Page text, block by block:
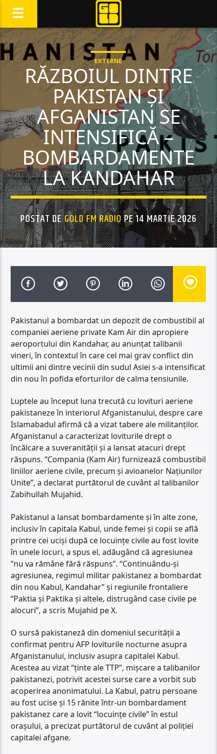
EXTERNE
RĂZBOIUL DINTRE
PAKISTAN ȘI
AFGANISTAN SE
INTENSIFICĂ –
BOMBARDAMENTE
LA KANDAHAR
POSTAT DEGOLD FM RADIOPE 14 MARTIE 2026
Pakistanul a bombardat un depozit de combustibil al
companiei aeriene private Kam Air din apropiere
aeroportului din Kandahar, au anunţat talibanii
vineri, în contextul în care cel mai grav conflict din
ultimii ani dintre vecinii din sudul Asiei s-a intensificat
din nou în pofida eforturilor de calma tensiunile.
Luptele au început luna trecută cu lovituri aeriene
pakistaneze în interiorul Afganistanului, despre care
Islamabadul afirmă că a vizat tabere ale militanţilor.
Afganistanul a caracterizat loviturile drept o
încălcare a suveranităţii şi a lansat atacuri drept
răspuns. “Compania (Kam Air) furnizează combustibil
liniilor aeriene civile, precum şi avioanelor Naţiunilor
Unite”, a declarat purtătorul de cuvânt al talibanilor
Zabihullah Mujahid.
Pakistanul a lansat bombardamente şi în alte zone,
inclusiv în capitala Kabul, unde femei şi copii se află
printre cei ucişi după ce locuinţe civile au fost lovite
în unele locuri, a spus el, adăugând că agresiunea
“nu va rămâne fără răspuns”. “Continuându-şi
agresiunea, regimul militar pakistanez a bombardat
din nou Kabul, Kandahar” şi regiunile frontaliere
“Paktia şi Paktika şi altele, distrugând case civile pe
alocuri”, a scris Mujahid pe X.
O sursă pakistaneză din domeniul securităţii a
confirmat pentru AFP loviturile nocturne asupra
Afganistanului, inclusiv asupra capitalei Kabul.
Acestea au vizat “ţinte ale TTP”, mişcare a talibanilor
pakistanezi, potrivit acestei surse care a vorbit sub
acoperirea anonimatului. La Kabul, patru persoane
au fost ucise şi 15 rănite într-un bombardament
pakistanez care a lovit “locuinţe civile” în estul
oraşului, a precizat purtătorul de cuvânt al poliţiei
capitalei afgane.